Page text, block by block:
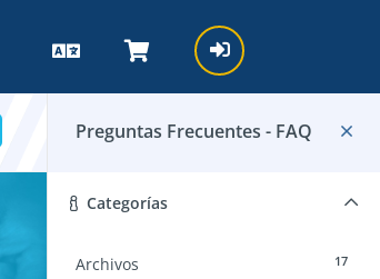
Preguntas Frecuentes - FAQ
Categorías
17
Archivos